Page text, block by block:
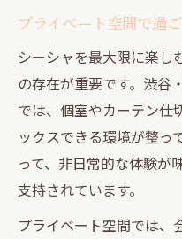
プライベート空間で過
シーシャを最大限に楽し
の存在が重要です。渋谷
では、個室やカーテン仕
ックスできる環境が整っ
って、非日常的な体験が
支持されています。
プライベート空間では、